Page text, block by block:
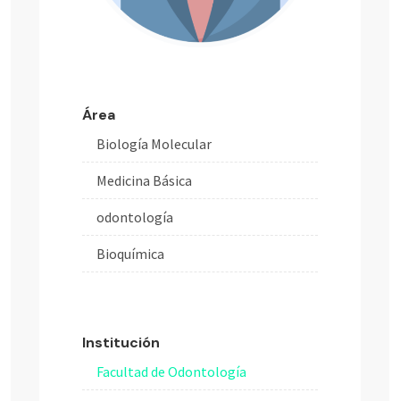
Área
Biología Molecular
Medicina Básica
odontología
Bioquímica
Institución
Facultad de Odontología